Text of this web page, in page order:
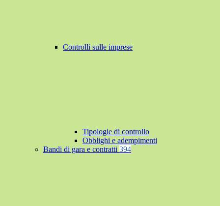
Controlli sulle imprese
Tipologie di controllo
Obblighi e adempimenti
Bandi di gara e contratti 394